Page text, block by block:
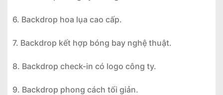
6. Backdrop hoa lụa cao cấp.
7. Backdrop kết hợp bóng bay nghệ thuật.
8. Backdrop check-in có logo công ty.
9. Backdrop phong cách tối giản.